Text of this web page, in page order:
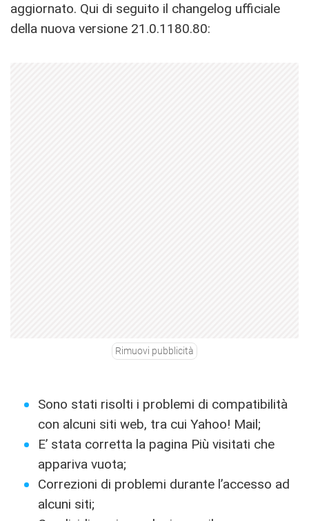
aggiornato. Qui di seguito il changelog ufficiale
della nuova versione 21.0.1180.80:
Rimuovi pubblicità
Sono stati risolti i problemi di compatibilità
con alcuni siti web, tra cui Yahoo! Mail;
E’ stata corretta la pagina Più visitati che
appariva vuota;
Correzioni di problemi durante l’accesso ad
alcuni siti;